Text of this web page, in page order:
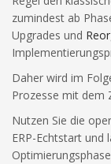
zumindest ab
Upgrades und
Daher wird im
Prozesse mit dem
Nutzen Sie die
ERP-Echtstart und